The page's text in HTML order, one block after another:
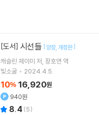
[도서] 시선들 [양장 개정판]
캐슬린 제이미 저 장호연 역
빛소굴
2024.4.5.
10% 16,920원
940원
8.4 (5)